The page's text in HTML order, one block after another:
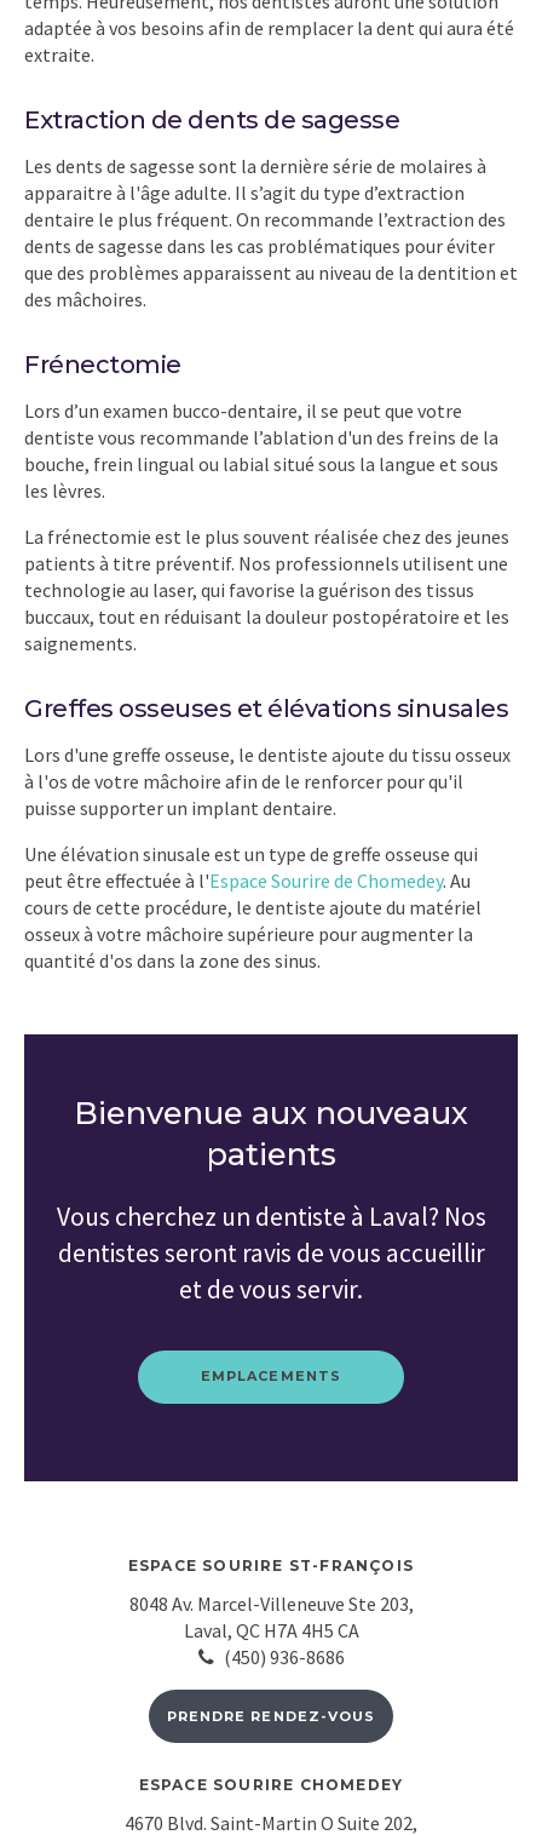
adaptée à vos besoins afin de remplacer la dent qui aura été
extraite.
Extraction de dents de sagesse
Les dents de sagesse sont la dernière série de molaires à
apparaitre à l'âge adulte. Il s’agit du type d’extraction
dentaire le plus fréquent. On recommande l’extraction des
dents de sagesse dans les cas problématiques pour éviter
que des problèmes apparaissent au niveau de la dentition et
des mâchoires.
Frénectomie
Lors d’un examen bucco-dentaire, il se peut que votre
dentiste vous recommande l’ablation d'un des freins de la
bouche, frein lingual ou labial situé sous la langue et sous
les lèvres.
La frénectomie est le plus souvent réalisée chez des jeunes
patients à titre préventif. Nos professionnels utilisent une
technologie au laser, qui favorise la guérison des tissus
buccaux, tout en réduisant la douleur postopératoire et les
saignements.
Greffes osseuses et élévations sinusales
Lors d'une greffe osseuse, le dentiste ajoute du tissu osseux
à l'os de votre mâchoire afin de le renforcer pour qu'il
puisse supporter un implant dentaire.
Une élévation sinusale est un type de greffe osseuse qui
peut être effectuée à l'Espace Sourire de Chomedey. Au
cours de cette procédure, le dentiste ajoute du matériel
osseux à votre mâchoire supérieure pour augmenter la
quantité d'os dans la zone des sinus.
Bienvenue aux nouveaux
patients
Vous cherchez un dentiste à Laval? Nos
dentistes seront ravis de vous accueillir
et de vous servir.
EMPLACEMENTS
ESPACE SOURIRE ST-FRANÇOIS
8048 Av. Marcel-Villeneuve Ste 203
Laval QC H7A 4H5 CA
(450) 936-8686
PRENDRE RENDEZ-VOUS
ESPACE SOURIRE CHOMEDEY
4670 Blvd. Saint-Martin O Suite 202